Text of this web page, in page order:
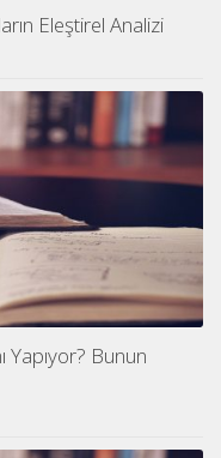
Eleştirel Analizi
Yapıyor? Bunun